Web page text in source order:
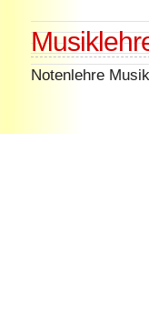
contentNotenlehre